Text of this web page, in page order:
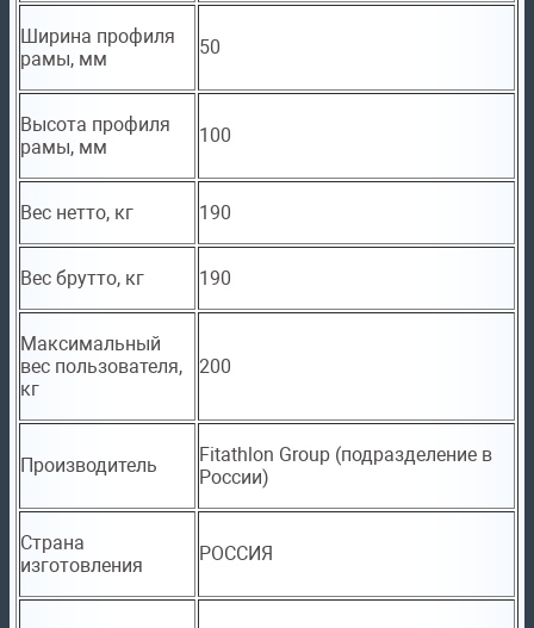
Ширина профиля
рамы, мм
50
Высота профиля
рамы, мм
100
Вес нетто, кг 190
Вес брутто, кг 190
Максимальный
вес пользователя,
кг
200
Производитель
Fitathlon Group (подразделение в
России)
Страна
изготовления
РОССИЯ